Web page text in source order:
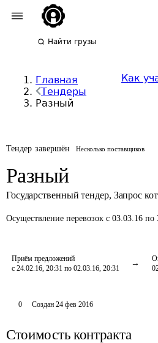
Найти грузы
Главная
Тендеры
Разный
Как
Тендер завершён Несколько поставщиков
Разный
Государственный тендер, Запрос
Осуществление перевозок с 03.03.16 по
Приём предложений
с 24.02.16, 20:31 по 02.03.16, 20:31
0 Создан 24 фев 2016
Стоимость контракта